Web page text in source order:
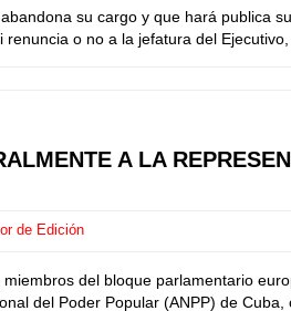
su cargo y que hará publica
o no a la jefatura del
A LA
de Edición
del bloque parlamentario
del Poder Popular (ANPP) de